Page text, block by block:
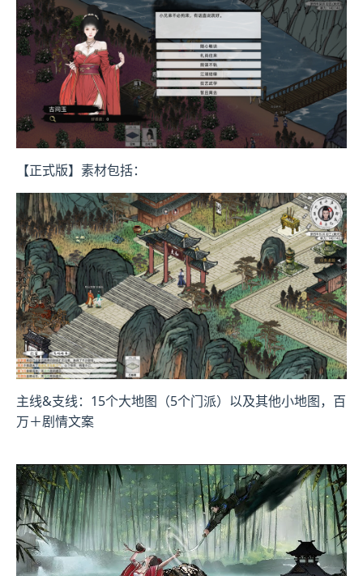
【正式版】素材包括：
主线&支线：15个大地图（5个门派）以及其他小地图，百
万＋剧情文案